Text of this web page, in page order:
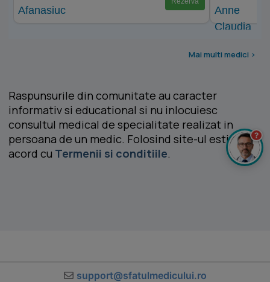
Mai multi medici >
Raspunsurile din comunitate au caracter
informativ si educational si nu inlocuiesc
consultul medical de specialitate realizat in
persoana de un medic. Folosind site-ul esti de
acord cu Termenii si conditiile.
support@sfatulmedicului.ro
?